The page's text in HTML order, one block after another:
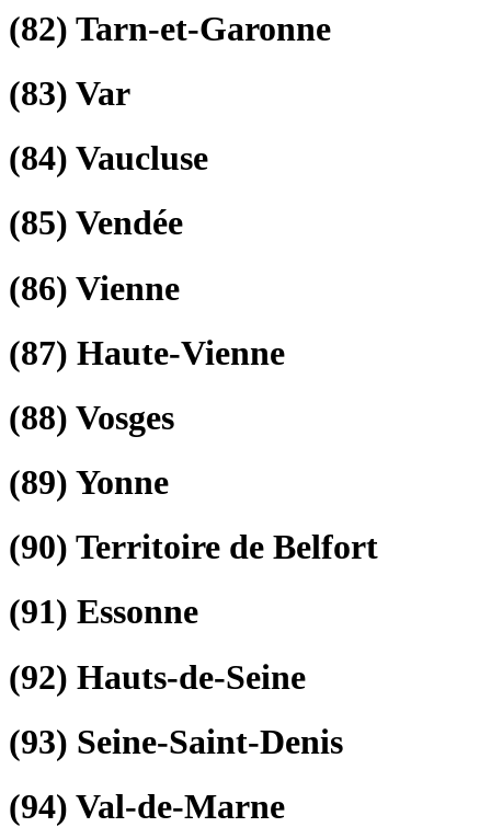
(82) Tarn-et-Garonne
(83) Var
(84) Vaucluse
(85) Vendée
(86) Vienne
(87) Haute-Vienne
(88) Vosges
(89) Yonne
(90) Territoire de Belfort
(91) Essonne
(92) Hauts-de-Seine
(93) Seine-Saint-Denis
(94) Val-de-Marne